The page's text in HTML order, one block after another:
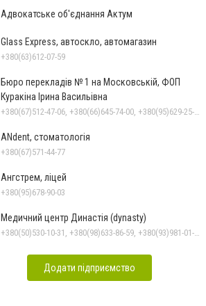
Адвокатське об'єднання Актум
Glass Express, автоскло, автомагазин
+380(63)612-07-59
Бюро перекладів № 1 на Московській, ФОП
Куракіна Ірина Васильівна
ANdent, стоматологія
+380(67)571-44-77
Ангстрем, ліцей
+380(95)678-90-03
Медичний центр Династія (dynasty)
Додати підприємство